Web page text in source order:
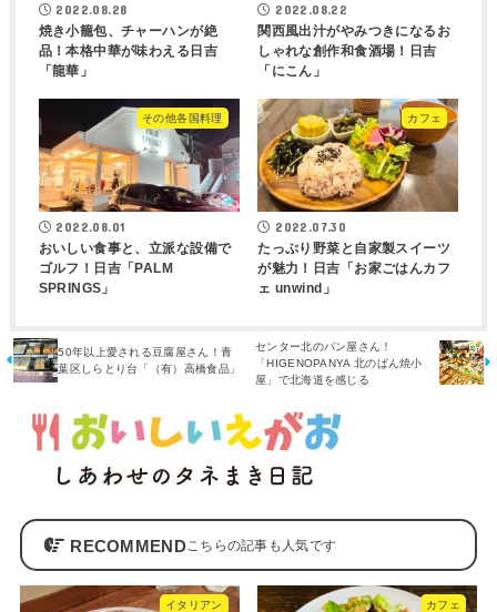
2022.08.28
焼き小籠包、チャーハンが絶
品！本格中華が味わえる日吉
「龍華」
2022.08.22
関西風出汁がやみつきになるお
しゃれな創作和食酒場！日吉
「にこん」
その他各国料理
2022.08.01
おいしい食事と、立派な設備で
ゴルフ！日吉「PALM
SPRINGS」
カフェ
2022.07.30
たっぷり野菜と自家製スイーツ
が魅力！日吉「お家ごはんカフ
ェ unwind」
50年以上愛される豆腐屋さん！青
葉区しらとり台「（有）高橋食品」
センター北のパン屋さん！
「HIGENOPANYA 北のぱん焼小
屋」で北海道を感じる
RECOMMEND
イタリアン カフェ